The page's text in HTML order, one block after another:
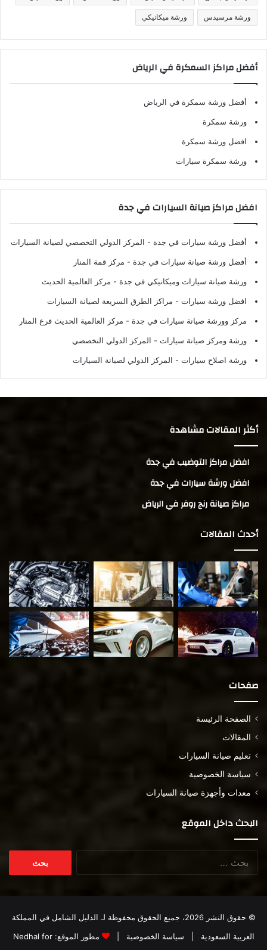
ورشة مرسيدس ورشة ميكانيكي
أفضل مراكز السمكرة في الرياض
أفضل ورشة سمكرة في الرياض
ورشة سمكرة
افضل ورشة سمكرة
ورشة سمكرة سيارات
افضل مراكز صيانة السيارات في جدة
أفضل ورشة سيارات في جدة - المركز الدولي التخصصي لصيانة السيارات
أفضل ورشة صيانة سيارات في جدة - مركز قمة المنار
ورشة صيانة سيارات وميكانيكي في جدة - مركز العالمية الحديث
افضل ورشة سيارات - مراكز الطرق السريعة لصيانة السيارات
مركز وورشة صيانة سيارات في جدة - مركز العالمية الحديث فرع المنار
ورشة ومركز صيانة سيارات - المركز الدولي التخصصي
ورشة اصلاح سيارات - المركز الدولي لصيانة السيارات
أكثر المقالات مشاهدة
افضل مراكز التوضيب في جدة
افضل ورشة سيارات في جدة
مراكز صيانة رنج روفر في الرياض
أحدث المقالات
صفحات
الصفحة الرئيسة
المقالات
تعليم صيانة السيارات
سياسة الخصوصية
معدات وأجهزة صيانة السيارات
البحث داخل الموقع
© حقوق النشر 2026، جميع الحقوق محفوظة لـ
الدليل الشامل في المملكة
العربية السعودية
سياسة الخصوصية | مطور الموقع:Nedhal for